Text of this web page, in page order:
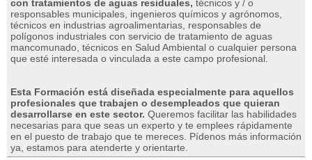
con tratamientos de aguas residuales, técnicos y / o
responsables municipales, ingenieros químicos y agrónomos,
técnicos en industrias agroalimentarias, responsables de
polígonos industriales con servicio de tratamiento de aguas
mancomunado, técnicos en Salud Ambiental o cualquier persona
que esté interesada o vinculada a este campo profesional.
Esta Formación está diseñada especialmente para aquellos
profesionales que trabajen o desempleados que quieran
desarrollarse en este sector. Queremos facilitar las habilidades
necesarias para que seas un experto y te emplees rápidamente
en el puesto de trabajo que te mereces. Pídenos más información
ya, estamos para atenderte y orientarte.